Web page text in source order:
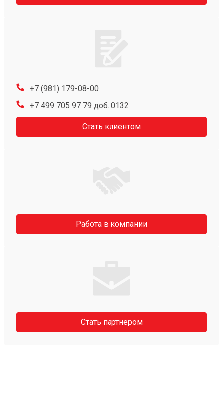
+7 (981) 179-08-00
+7 499 705 97 79 доб. 0132
Стать клиентом
Работа в компании
Стать партнером